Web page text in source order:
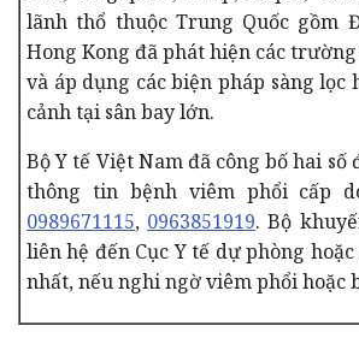
lãnh thổ thuộc Trung Quốc gồm
Hong Kong đã phát hiện các
và áp dụng các biện pháp sàng lọc
cảnh tại sân bay lớn.
Bộ Y tế Việt Nam đã công bố hai
thông tin bệnh viêm phổi cấp
0989671115, 0963851919. Bộ
liên hệ đến Cục Y tế dự phòng
nhất, nếu nghi ngờ viêm phổi hoặc